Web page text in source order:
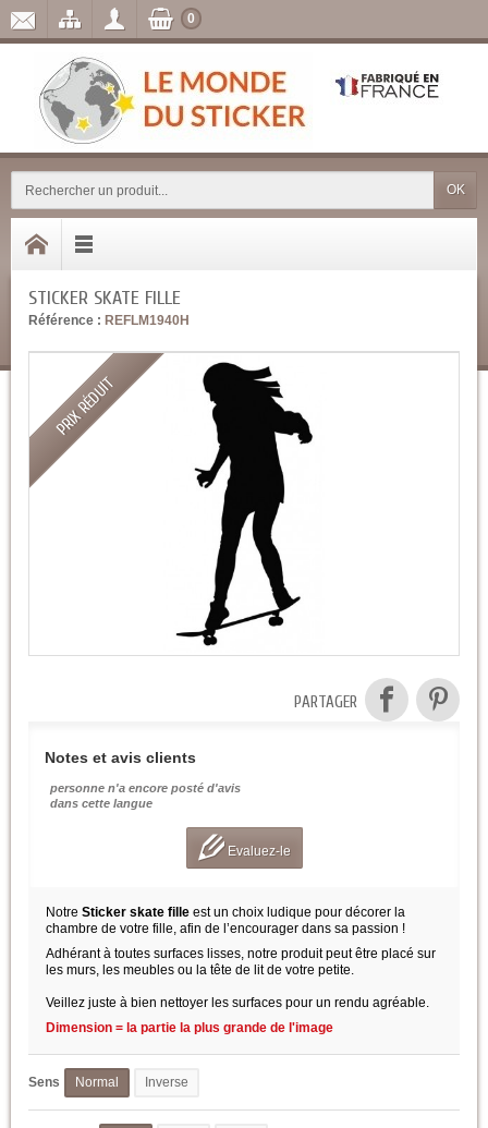
OK
0
STICKER SKATE FILLE
Référence : REFLM1940H
PRIX RÉDUIT
PARTAGER
Notes et avis clients
personne n'a encore posté d'avis
dans cette langue
Evaluez-le
Notre Sticker skate fille est un choix ludique pour décorer la
chambre de votre fille, afin de l’encourager dans sa passion !
Adhérant à toutes surfaces lisses, notre produit peut être placé sur
les murs, les meubles ou la tête de lit de votre petite.
Veillez juste à bien nettoyer les surfaces pour un rendu agréable.
Dimension = la partie la plus grande de l'image
Sens Normal Inverse